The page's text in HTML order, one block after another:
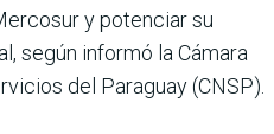
y potenciar su
según informó la Cámara
del Paraguay (CNSP).